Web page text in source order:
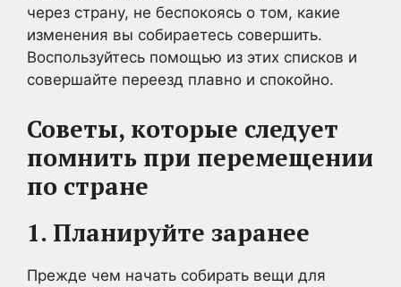
через страну, не беспокоясь о том, какие
изменения вы собираетесь совершить.
Воспользуйтесь помощью из этих списков и
совершайте переезд плавно и спокойно.
Советы, которые следует
помнить при перемещении
по стране
1. Планируйте заранее
Прежде чем начать собирать вещи для